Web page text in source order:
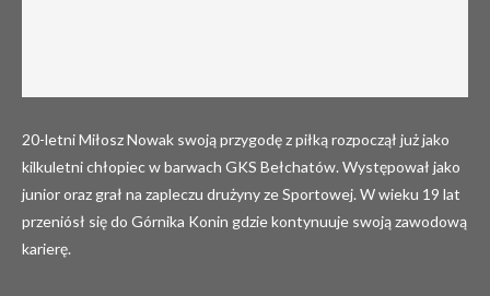
20-letni Miłosz Nowak swoją przygodę z piłką rozpoczął już jako
kilkuletni chłopiec w barwach GKS Bełchatów. Występował jako
junior oraz grał na zapleczu drużyny ze Sportowej. W wieku 19 lat
przeniósł się do Górnika Konin gdzie kontynuuje swoją zawodową
karierę.